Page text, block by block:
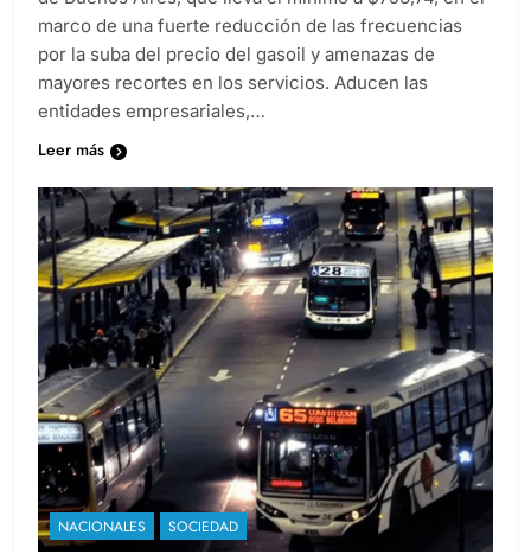
marco de una fuerte reducción de las frecuencias
por la suba del precio del gasoil y amenazas de
mayores recortes en los servicios. Aducen las
entidades empresariales,…
Leer más
NACIONALES SOCIEDAD